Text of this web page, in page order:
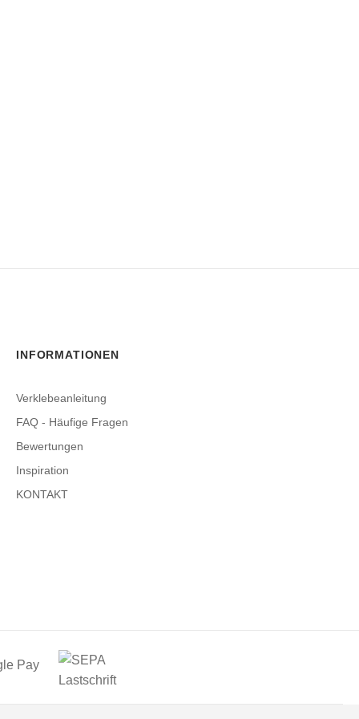
INFORMATIONEN
Verklebeanleitung
FAQ - Häufige Fragen
Bewertungen
Inspiration
KONTAKT